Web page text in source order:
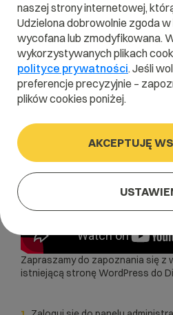
Aplikacje stron
Instalator aplikacji
Zapraszamy do zapoznania się z
istniejącą stronę WordPress do
naszej strony internetowej,
Udzielona dobrowolnie zgoda
wycofana lub zmodyfikowana.
wykorzystywanych plikach
polityce prywatności. Jeśli
preferencje precyzyjnie –
plików cookies poniżej.
AKCEPTUJĘ